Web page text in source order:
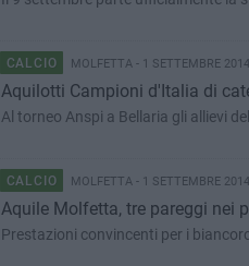
CALCIO MOLFETTA - 1 SETTEMBRE 2014
Aquilotti Campioni d'Italia di
Al torneo Anspi a Bellaria gli allievi
CALCIO MOLFETTA - 1 SETTEMBRE 2014
Aquile Molfetta, tre pareggi nei
Prestazioni convincenti per i